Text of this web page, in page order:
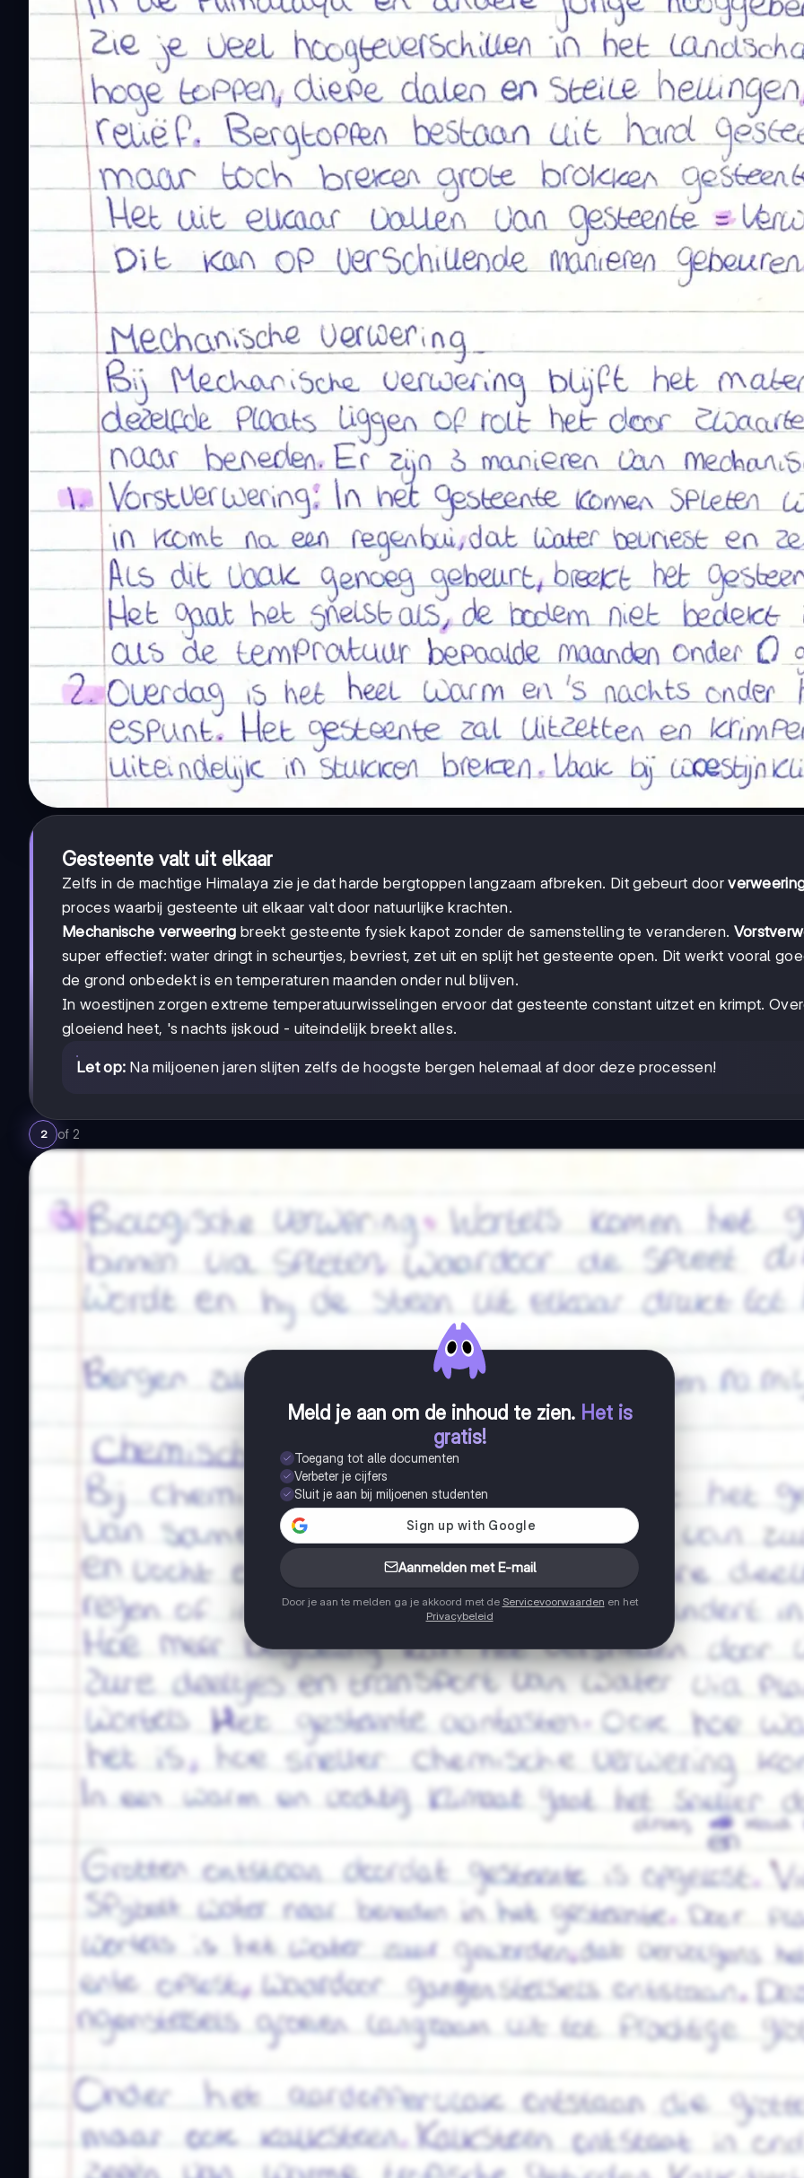
Gesteente valt uit elkaar
Zelfs in de machtige Himalaya zie je dat harde bergtoppen langzaam afbreken. Dit gebeurt door
proces waarbij gesteente uit elkaar valt door natuurlijke krachten.
Mechanische verweering breekt gesteente fysiek kapot zonder de samenstelling te veranderen.
super effectief: water dringt in scheurtjes, bevriest, zet uit en splijt het gesteente open. Dit werkt vooral
de grond onbedekt is en temperaturen maanden onder nul blijven.
In woestijnen zorgen extreme temperatuurwisselingen ervoor dat gesteente constant uitzet en krimpt.
gloeiend heet, 's nachts ijskoud - uiteindelijk breekt alles.
Let op: Na miljoenen jaren slijten zelfs de hoogste bergen helemaal af door deze processen!
2 of 2
Meld je aan om de inhoud te zien. Het is
gratis!
Toegang tot alle documenten
Verbeter je cijfers
Sluit je aan bij miljoenen studenten
Aanmelden met E-mail
Door je aan te melden ga je akkoord met de Servicevoorwaarden en het
Privacybeleid